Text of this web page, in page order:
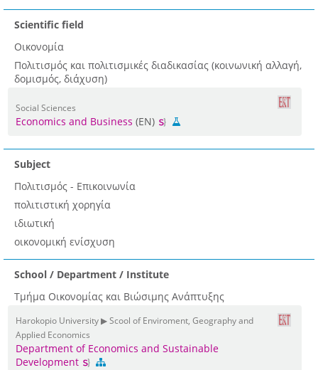
Scientific field
Οικονομία
Πολιτισμός και πολιτισμικές διαδικασίας (κοινωνική αλλαγή,
δομισμός, διάχυση)
Social Sciences
Economics and Business (EN)
Subject
Πολιτισμός - Επικοινωνία
πολιτιστική χορηγία
ιδιωτική
οικονομική ενίσχυση
School / Department / Institute
Τμήμα Οικονομίας και Βιώσιμης Ανάπτυξης
Harokopio University ▶ Scool of Enviroment, Geography and
Applied Economics
Department of Economics and Sustainable
Development